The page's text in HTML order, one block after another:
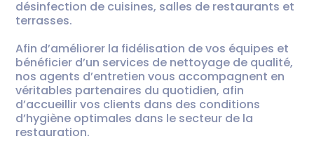
désinfection de cuisines, salles de restaurants et
terrasses.
Afin d’améliorer la fidélisation de vos équipes et
bénéficier d’un services de nettoyage de qualité,
nos agents d’entretien vous accompagnent en
véritables partenaires du quotidien, afin
d’accueillir vos clients dans des conditions
d’hygiène optimales dans le secteur de la
restauration.